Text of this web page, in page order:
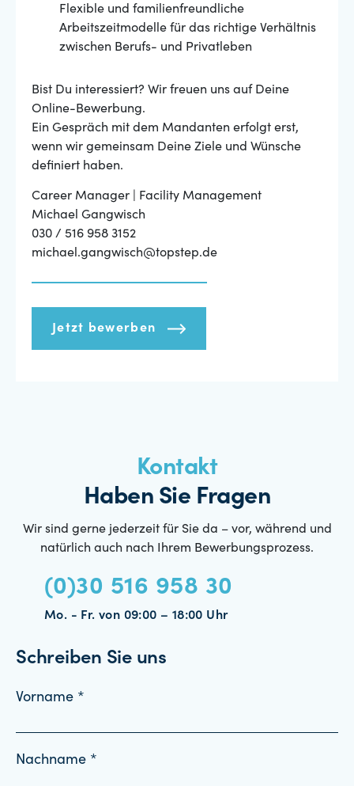
Flexible und familienfreundliche
Arbeitszeitmodelle für das richtige Verhältnis
zwischen Berufs- und Privatleben
Bist Du interessiert? Wir freuen uns auf Deine
Online-Bewerbung.
Ein Gespräch mit dem Mandanten erfolgt erst,
wenn wir gemeinsam Deine Ziele und Wünsche
definiert haben.
Career Manager | Facility Management
Michael Gangwisch
030 / 516 958 3152
michael.gangwisch@topstep.de
Jetzt bewerben
Kontakt
Haben Sie Fragen
Wir sind gerne jederzeit für Sie da – vor, während und
natürlich auch nach Ihrem Bewerbungsprozess.
(0)30 516 958 30
Mo. - Fr. von 09:00 – 18:00 Uhr
Schreiben Sie uns
Vorname *
Nachname *